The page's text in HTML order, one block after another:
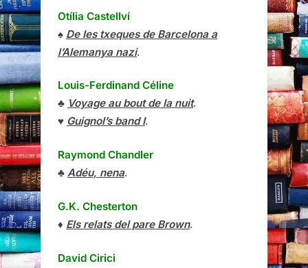
Otília Castellví
♠ De les txeques de Barcelona a
l’Alemanya nazi.
Louis-Ferdinand Céline
♣ Voyage au bout de la nuit.
♥ Guignol’s band I.
Raymond Chandler
♣ Adéu, nena.
G.K. Chesterton
♦ Els relats del pare Brown.
David Cirici